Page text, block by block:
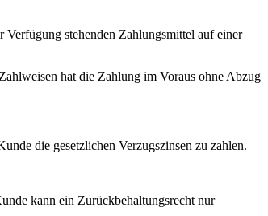
stehenden Zahlungsmittel auf einer
hat die Zahlung im Voraus ohne Abzug
die gesetzlichen Verzugszinsen zu zahlen.
kann ein Zurückbehaltungsrecht nur